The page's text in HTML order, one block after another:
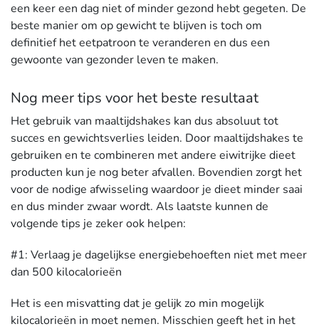
een keer een dag niet of minder gezond hebt gegeten. De
beste manier om op gewicht te blijven is toch om
definitief het eetpatroon te veranderen en dus een
gewoonte van gezonder leven te maken.
Nog meer tips voor het beste resultaat
Het gebruik van maaltijdshakes kan dus absoluut tot
succes en gewichtsverlies leiden. Door maaltijdshakes te
gebruiken en te combineren met andere eiwitrijke dieet
producten kun je nog beter afvallen. Bovendien zorgt het
voor de nodige afwisseling waardoor je dieet minder saai
en dus minder zwaar wordt. Als laatste kunnen de
volgende tips je zeker ook helpen:
#1: Verlaag je dagelijkse energiebehoeften niet met meer
dan 500 kilocalorieën
Het is een misvatting dat je gelijk zo min mogelijk
kilocalorieën in moet nemen. Misschien geeft het in het